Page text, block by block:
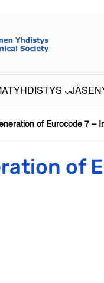
YHDISTYS
of Eurocode 7 –
of